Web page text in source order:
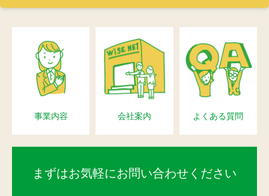
事業内容 会社案内 よくある質問
まずはお気軽にお問い合わせください